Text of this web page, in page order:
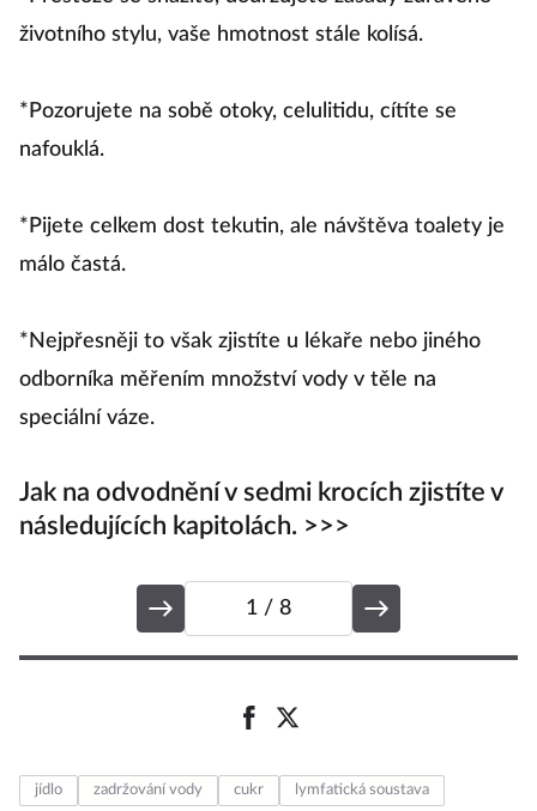
životního stylu, vaše hmotnost stále kolísá.
*Pozorujete na sobě otoky, celulitidu, cítíte se
nafouklá.
*Pijete celkem dost tekutin, ale návštěva toalety je
málo častá.
*Nejpřesněji to však zjistíte u lékaře nebo jiného
odborníka měřením množství vody v těle na
speciální váze.
Jak na odvodnění v sedmi krocích zjistíte v
následujících kapitolách. >>>
1 / 8
jídlo zadržování vody cukr lymfatická soustava